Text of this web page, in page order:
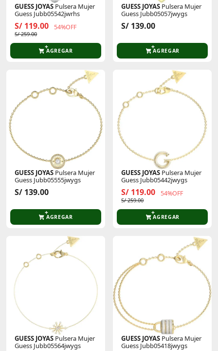
GUESS JOYAS Pulsera Mujer
Guess Jubb05542jwrhs
S/ 119.00 54%OFF
S/ 259.00
AGREGAR
GUESS JOYAS Pulsera Mujer
Guess Jubb05057jwygs
S/ 139.00
AGREGAR
GUESS JOYAS Pulsera Mujer
Guess Jubb05555jwygs
S/ 139.00
AGREGAR
GUESS JOYAS Pulsera Mujer
Guess Jubb05442jwygs
S/ 119.00 54%OFF
S/ 259.00
AGREGAR
GUESS JOYAS Pulsera Mujer
Guess Jubb05564jwygs
GUESS JOYAS Pulsera Mujer
Guess Jubb05418jwygs